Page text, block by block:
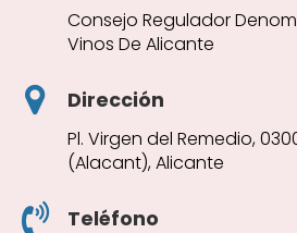
Consejo Regulador
Vinos De Alicante
Dirección
Pl. Virgen del Remedio,
(Alacant), Alicante
Teléfono